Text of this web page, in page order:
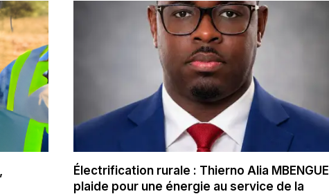
Électrification rurale : Thierno Alia MBENGUE
plaide pour une énergie au service de la